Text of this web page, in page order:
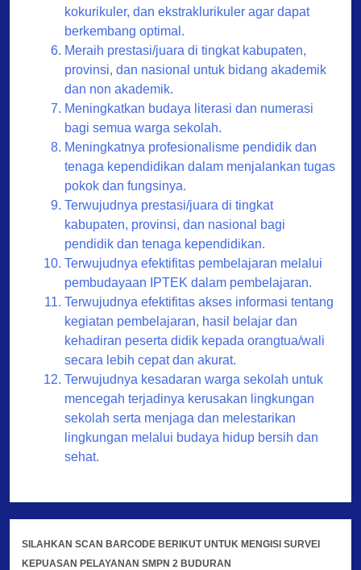
kokurikuler, dan ekstraklurikuler agar dapat
berkembang optimal.
Meraih prestasi/juara di tingkat kabupaten,
provinsi, dan nasional untuk bidang akademik
dan non akademik.
Meningkatkan budaya literasi dan numerasi
bagi semua warga sekolah.
Meningkatnya profesionalisme pendidik dan
tenaga kependidikan dalam menjalankan tugas
pokok dan fungsinya.
Terwujudnya prestasi/juara di tingkat
kabupaten, provinsi, dan nasional bagi
pendidik dan tenaga kependidikan.
Terwujudnya efektifitas pembelajaran melalui
pembudayaan IPTEK dalam pembelajaran.
Terwujudnya efektifitas akses informasi tentang
kegiatan pembelajaran, hasil belajar dan
kehadiran peserta didik kepada orangtua/wali
secara lebih cepat dan akurat.
Terwujudnya kesadaran warga sekolah untuk
mencegah terjadinya kerusakan lingkungan
sekolah serta menjaga dan melestarikan
lingkungan melalui budaya hidup bersih dan
sehat.
SILAHKAN SCAN BARCODE BERIKUT UNTUK MENGISI SURVEI
KEPUASAN PELAYANAN SMPN 2 BUDURAN